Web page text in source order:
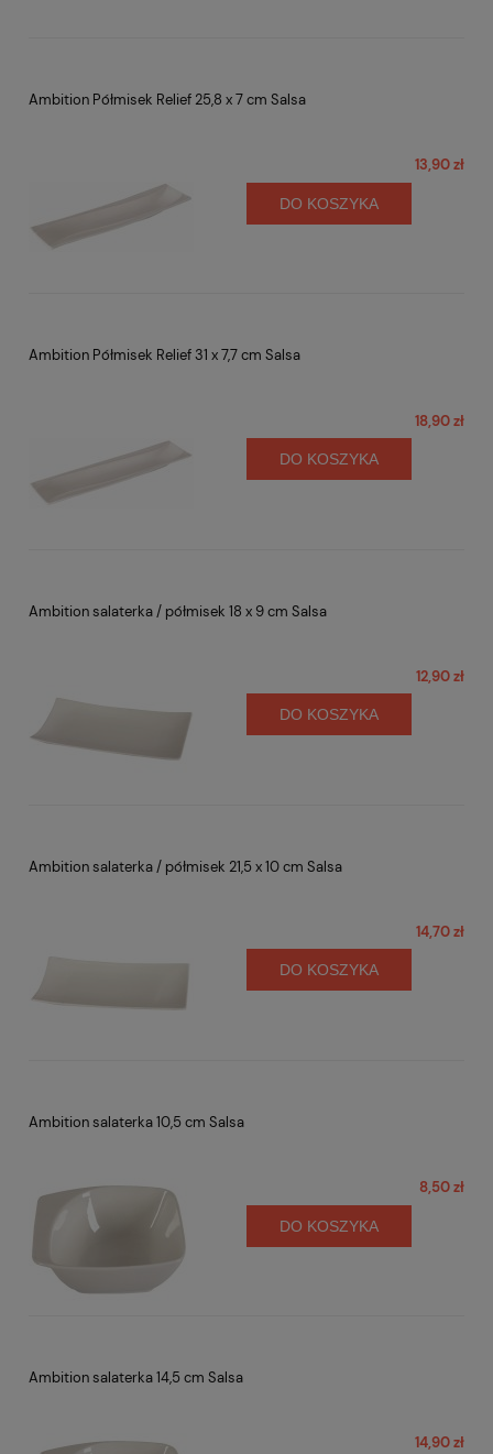
Ambition Półmisek Relief 25,8 x 7 cm Salsa
13,90 zł
DO KOSZYKA
Ambition Półmisek Relief 31 x 7,7 cm Salsa
18,90 zł
DO KOSZYKA
Ambition salaterka / półmisek 18 x 9 cm Salsa
12,90 zł
DO KOSZYKA
Ambition salaterka / półmisek 21,5 x 10 cm Salsa
14,70 zł
DO KOSZYKA
Ambition salaterka 10,5 cm Salsa
8,50 zł
DO KOSZYKA
Ambition salaterka 14,5 cm Salsa
14,90 zł